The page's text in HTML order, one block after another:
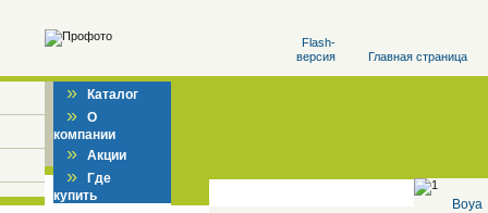
Flash-
версия
Главная страница
» Каталог
» О
компании
» Акции
» Где
купить
Boya